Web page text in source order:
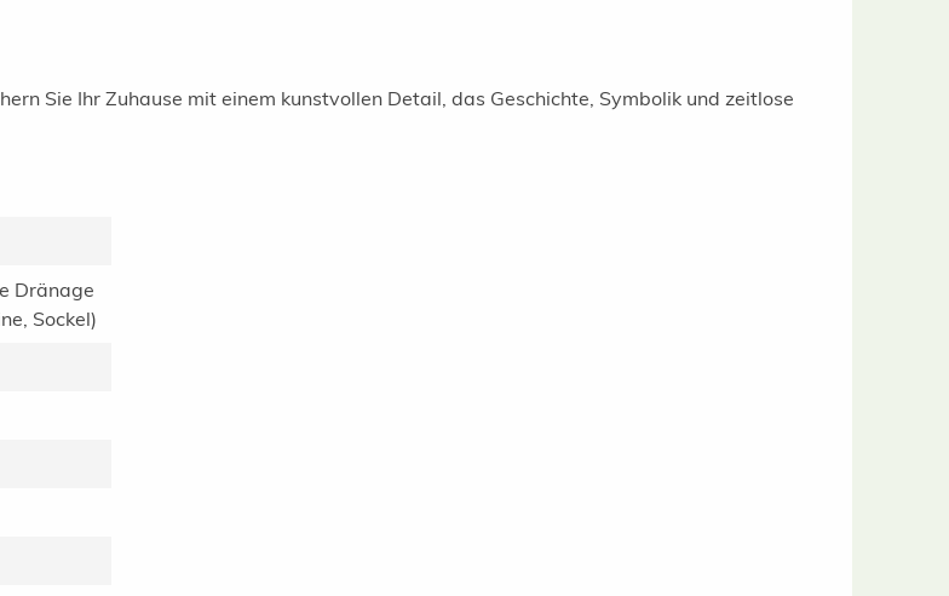
Sie Ihr Zuhause mit einem kunstvollen Detail, das Geschichte, Symbolik und zeitlose
Dränage
Sockel)